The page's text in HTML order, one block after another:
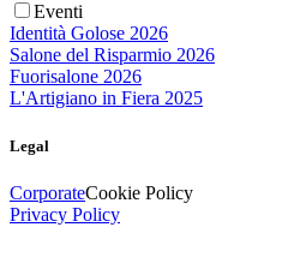
Eventi
Identità Golose 2026
Salone del Risparmio 2026
Fuorisalone 2026
L'Artigiano in Fiera 2025
Legal
CorporateCookie Policy
Privacy Policy